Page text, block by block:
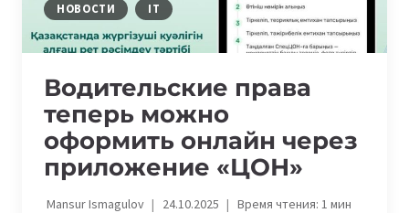
НОВОСТИ IT
Водительские права
теперь можно
оформить онлайн через
приложение «ЦОН»
Mansur Ismagulov 24.10.2025 Время чтения: 1мин